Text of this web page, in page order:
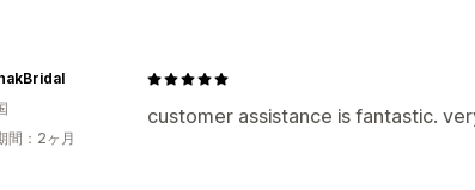
customer assistance is fantastic.
間：2ヶ月